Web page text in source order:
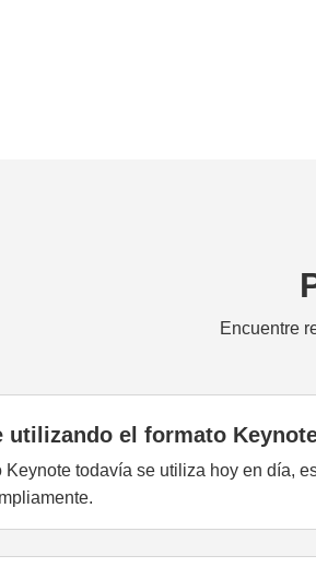
Encuentre
utilizando el formato
Keynote todavía se utiliza hoy en día,